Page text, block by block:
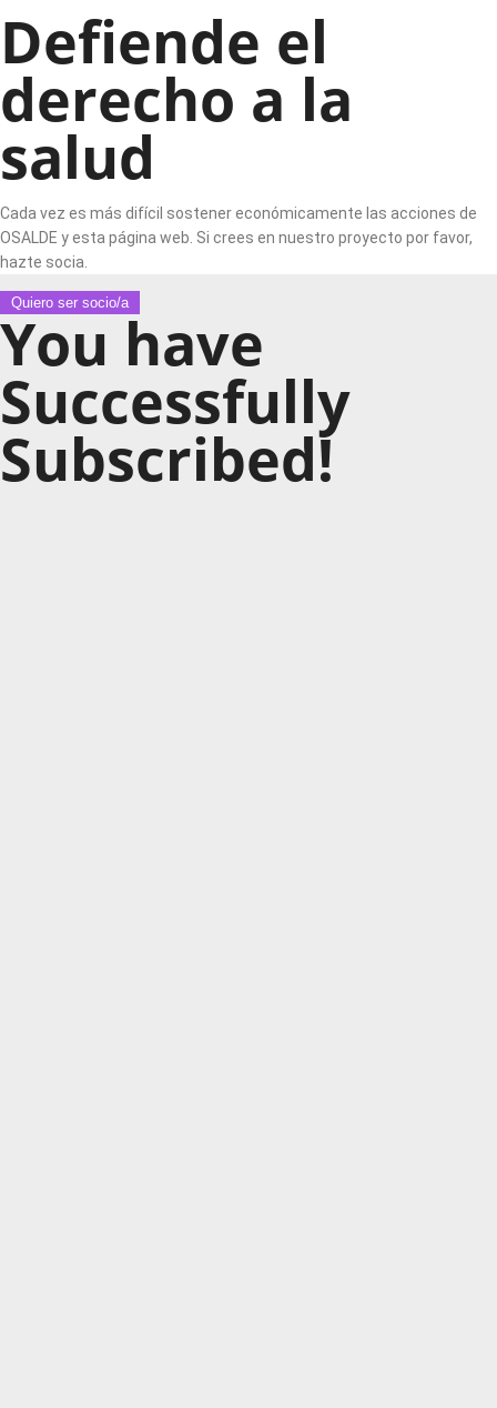
Defiende el
derecho a la
salud
Cada vez es más difícil sostener económicamente las acciones de
OSALDE y esta página web. Si crees en nuestro proyecto por favor,
hazte socia.
Quiero ser socio/a
You have
Successfully
Subscribed!